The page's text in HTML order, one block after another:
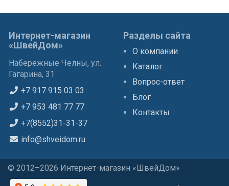
Интернет-магазин
«ШвейДом»
Набережные Челны, ул.
Гагарина, 31
+7 917 915 03 03
+7 953 481 77 77
+7(8552)31-31-37
info@shveidom.ru
Разделы сайта
О компании
Каталог
Вопрос-ответ
Блог
Контакты
© 2012–2026 Интернет-магазин «ШвейДом»